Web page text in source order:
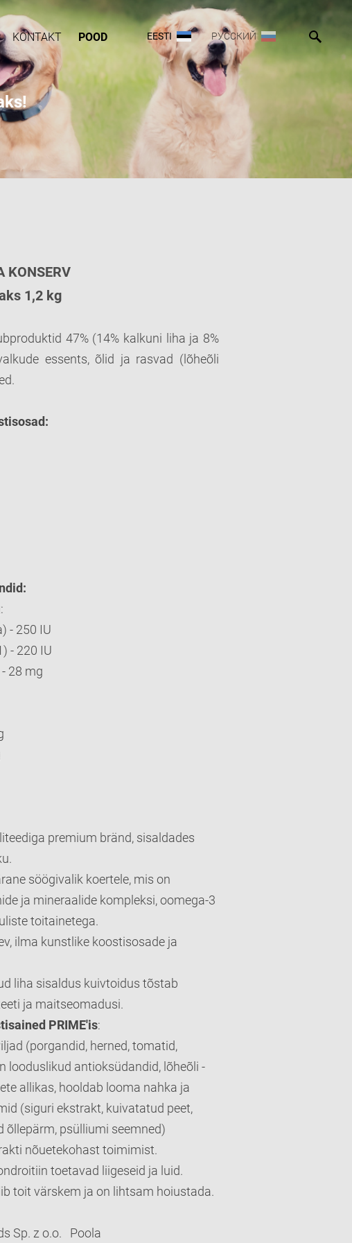
KONTAKT POOD EESTI РУССКИЙ
KONSERV
1,2 kg
47% (14% kalkuni liha ja 8%
essents, õlid ja rasvad (lõheõli
:
- 250 IU
- 220 IU
28 mg
premium bränd, sisaldades
söögivalik koertele, mis on
ja mineraalide kompleksi, oomega-3
toitainetega.
ilma kunstlike koostisosade ja
liha sisaldus kuivtoidus tõstab
ja maitseomadusi.
PRIME'is:
(porgandid, herned, tomatid,
looduslikud antioksüdandid, lõheõli -
allikas, hooldab looma nahka ja
(siguri ekstrakt, kuivatatud peet,
õllepärm, psülliumi seemned)
nõuetekohast toimimist.
toetavad liigeseid ja luid.
toit värskem ja on lihtsam hoiustada.
Sp. z o.o. Poola